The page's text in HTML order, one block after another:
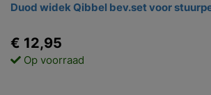
Duod widek Qibbel bev.set voor
€ 12,95
Op voorraad